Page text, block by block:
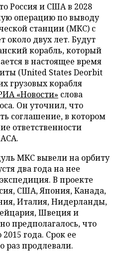
Россия и США в 2028
операцию по выводу
станции (МКС) с
около двух лет. Будут
корабль, который
в настоящее время
(United States Deorbit
грузовых корабля
«Новости» слова
Он уточнил, что
соглашение, в котором
ответственности
МКС вывели на орбиту
два года на нее
В проекте
США, Япония, Канада,
Италия, Нидерланды,
Швеция и
предполагалось, что
года. Срок ее
раз продлевали.